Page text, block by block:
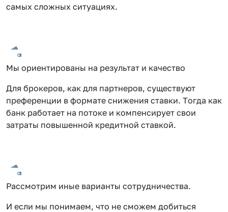
самых сложных ситуациях.
Мы ориентированы на результат и качество
Для брокеров, как для партнеров, существуют
преференции в формате снижения ставки. Тогда как
банк работает на потоке и компенсирует свои
затраты повышенной кредитной ставкой.
Рассмотрим иные варианты сотрудничества.
И если мы понимаем, что не сможем добиться